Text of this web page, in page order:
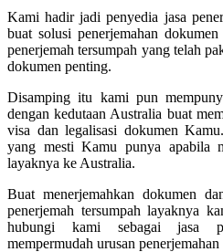
Kami hadir jadi penyedia jasa
buat solusi penerjemahan
penerjemah tersumpah yang telah
dokumen penting.
Disamping itu kami pun
dengan kedutaan Australia buat
visa dan legalisasi dokumen
yang mesti Kamu punya apabila
layaknya ke Australia.
Buat menerjemahkan dokumen
penerjemah tersumpah layaknya
hubungi kami sebagai jasa
mempermudah urusan